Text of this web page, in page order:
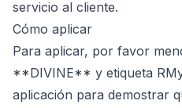
servicio al cliente.
Cómo aplicar
Para aplicar, por favor
**DIVINE** y etiqueta
aplicación para demostrar